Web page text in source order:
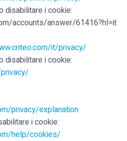
disabilitare i cookie:
accounts/answer/61416?hl=it
it/privacy/
disabilitare i cookie:
privacy/explanation
i cookie:
help/cookies/